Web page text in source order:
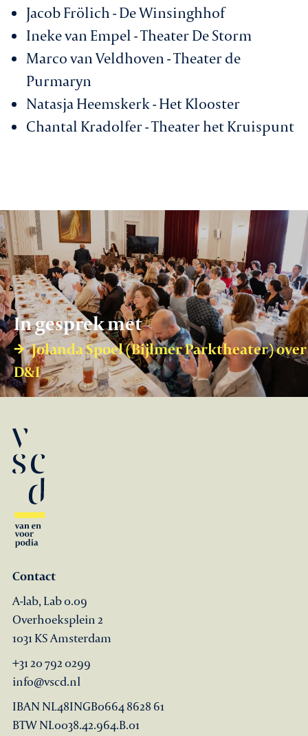
Jacob Frölich - De Winsinghhof
Ineke van Empel - Theater De Storm
Marco van Veldhoven - Theater de
Purmaryn
Natasja Heemskerk - Het Klooster
Chantal Kradolfer - Theater het Kruispunt
In gesprek met
Jolanda Spoel (Bijlmer Parktheater) over
D&I
Contact
A-lab, Lab 0.09
Overhoeksplein 2
1031 KS Amsterdam
+31 20 792 0299
info@vscd.nl
IBAN NL48INGB0664 8628 61
BTW NL0038.42.964.B.01